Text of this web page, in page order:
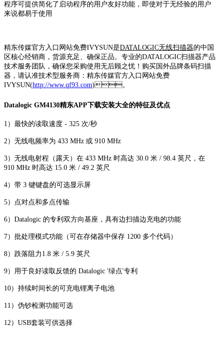
程序可提供简化了启动程序的用户友好功能，即使对于无经验的用户
来说都易于使用
精东传媒官方入口网站免费IVYSUN是DATALOGIC无线扫描器的中国
区核心经销商，货源充足、确保正品。专业的DATALOGIC扫描器产品
技术服务团队，确保您采购使用无后顾之忧！购买国外品牌条码扫描
器，请认准技术型服务商：精东传媒官方入口网站免费
IVYSUN(http://www.qf93.com)。
Datalogic GM4130精东APP下载安装大全的特征及优点
1）最快的读取速度 - 325 次/秒
2）无线电频率为 433 MHz 或 910 MHz
3）无线电射程（露天）在 433 MHz 时高达 30.0 米 / 98.4 英尺，在
910 MHz 时高达 15.0 米 / 49.2 英尺
4）带 3 键键盘的可选显示屏
5）点对点和多点传输
6）Datalogic 的专利双方向基座，具有边扫描边充电的功能
7）批处理模式功能（可在存储器中保存 1200 多个代码）
8）跌落阻力1.8 米 / 5.9 英尺
9）用于良好读取反馈的 Datalogic '绿点'专利
10）持续时间长的可充电锂离子电池
11）伪钞检测功能可选
12）USB套装可供选择